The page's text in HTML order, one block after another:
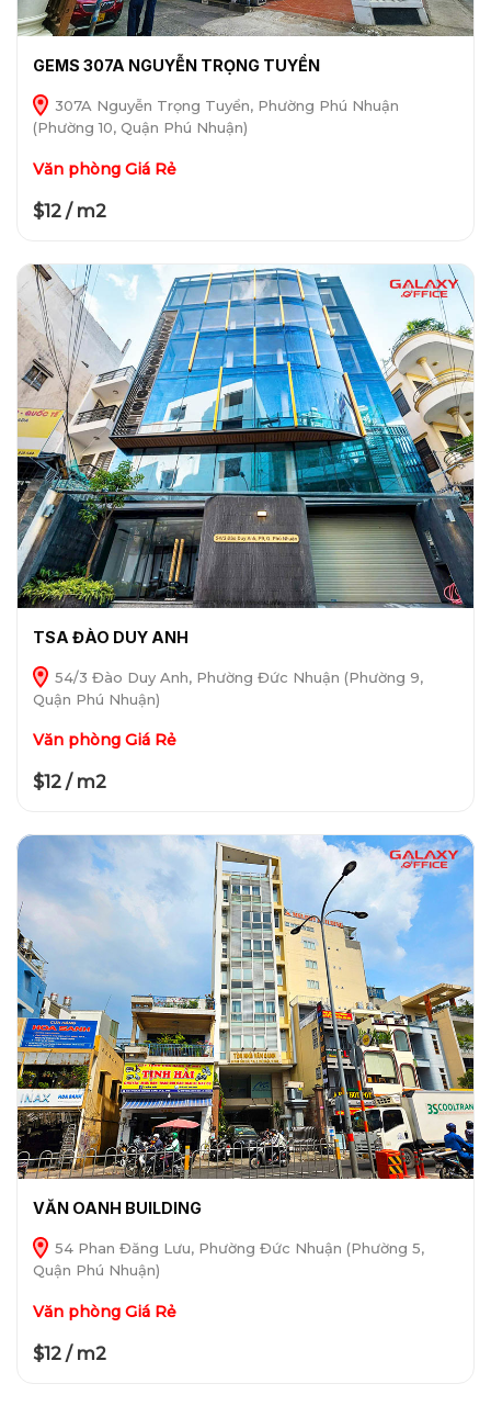
GEMS 307A NGUYỄN TRỌNG TUYỂN
307A Nguyễn Trọng Tuyển, Phường Phú Nhuận
(Phường 10, Quận Phú Nhuận)
Văn phòng Giá Rẻ
$12 / m2
TSA ĐÀO DUY ANH
54/3 Đào Duy Anh, Phường Đức Nhuận (Phường 9,
Quận Phú Nhuận)
Văn phòng Giá Rẻ
$12 / m2
VĂN OANH BUILDING
54 Phan Đăng Lưu, Phường Đức Nhuận (Phường 5,
Quận Phú Nhuận)
Văn phòng Giá Rẻ
$12 / m2